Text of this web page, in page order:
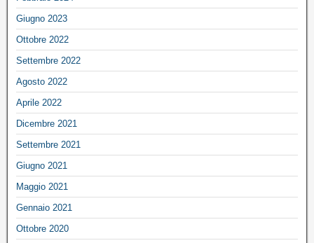
Giugno 2023
Ottobre 2022
Settembre 2022
Agosto 2022
Aprile 2022
Dicembre 2021
Settembre 2021
Giugno 2021
Maggio 2021
Gennaio 2021
Ottobre 2020